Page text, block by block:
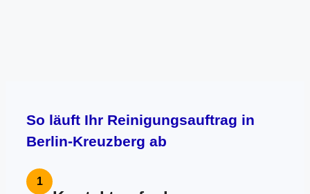
So läuft Ihr Reinigungsauftrag in
Berlin-Kreuzberg ab
1